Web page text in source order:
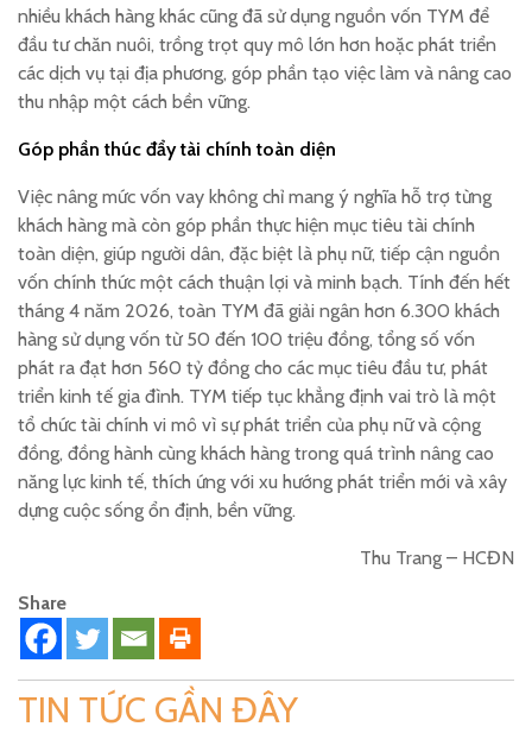
nhiều khách hàng khác cũng đã sử dụng nguồn vốn TYM để
đầu tư chăn nuôi, trồng trọt quy mô lớn hơn hoặc phát triển
các dịch vụ tại địa phương, góp phần tạo việc làm và nâng cao
thu nhập một cách bền vững.
Góp phần thúc đẩy tài chính toàn diện
Việc nâng mức vốn vay không chỉ mang ý nghĩa hỗ trợ từng
khách hàng mà còn góp phần thực hiện mục tiêu tài chính
toàn diện, giúp người dân, đặc biệt là phụ nữ, tiếp cận nguồn
vốn chính thức một cách thuận lợi và minh bạch. Tính đến hết
tháng 4 năm 2026, toàn TYM đã giải ngân hơn 6.300 khách
hàng sử dụng vốn từ 50 đến 100 triệu đồng, tổng số vốn
phát ra đạt hơn 560 tỷ đồng cho các mục tiêu đầu tư, phát
triển kinh tế gia đình. TYM tiếp tục khẳng định vai trò là một
tổ chức tài chính vi mô vì sự phát triển của phụ nữ và cộng
đồng, đồng hành cùng khách hàng trong quá trình nâng cao
năng lực kinh tế, thích ứng với xu hướng phát triển mới và xây
dựng cuộc sống ổn định, bền vững.
Thu Trang – HCĐN
Share
TIN TỨC GẦN ĐÂY